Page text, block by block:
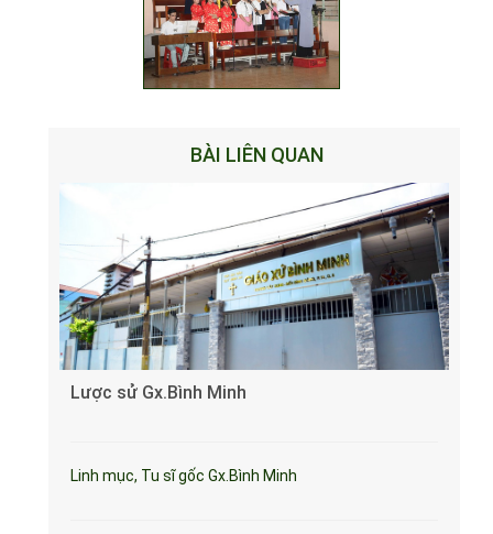
BÀI LIÊN QUAN
Lược sử Gx.Bình Minh
Linh mục, Tu sĩ gốc Gx.Bình Minh